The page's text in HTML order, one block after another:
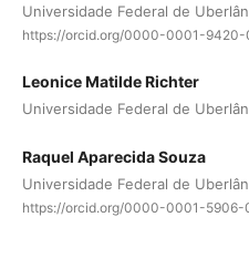
Universidade Federal de
https://orcid.org/0000-0001-9420-
Leonice Matilde Richter
Universidade Federal de
Raquel Aparecida Souza
Universidade Federal de
https://orcid.org/0000-0001-5906-